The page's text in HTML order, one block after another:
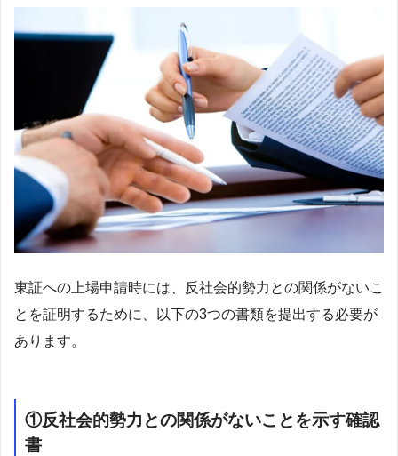
東証への上場申請時には、反社会的勢力との関係がないこ
とを証明するために、以下の3つの書類を提出する必要が
あります。
①反社会的勢力との関係がないことを示す確認
書